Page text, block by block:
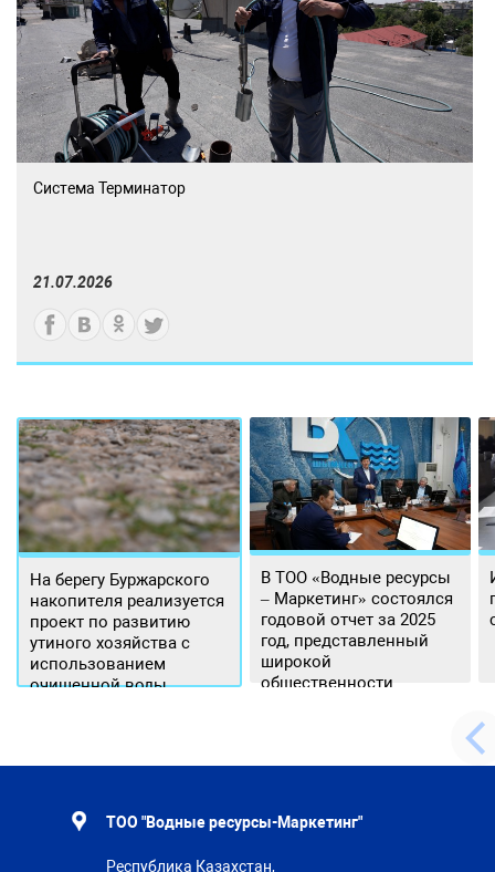
Система Терминатор
21.07.2026
На берегу Буржарского
накопителя реализуется
проект по развитию
утиного хозяйства с
использованием
очищенной воды
В ТОО «Водные ресурсы
– Маркетинг» состоялся
годовой отчет за 2025
год, представленный
широкой
общественности.
ТОО "Водные ресурсы-Маркетинг"
Республика Казахстан,